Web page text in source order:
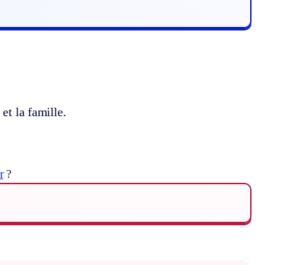
et la famille.
?